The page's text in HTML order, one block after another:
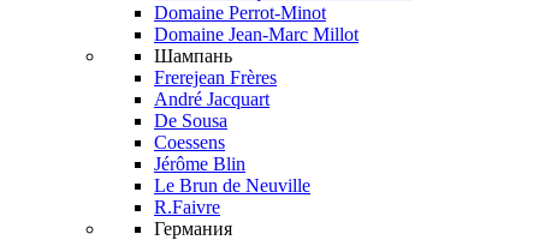
Domaine Perrot-Minot
Domaine Jean-Marc Millot
Шампань
Frerejean Frères
André Jacquart
De Sousa
Coessens
Jérôme Blin
Le Brun de Neuville
R.Faivre
Германия